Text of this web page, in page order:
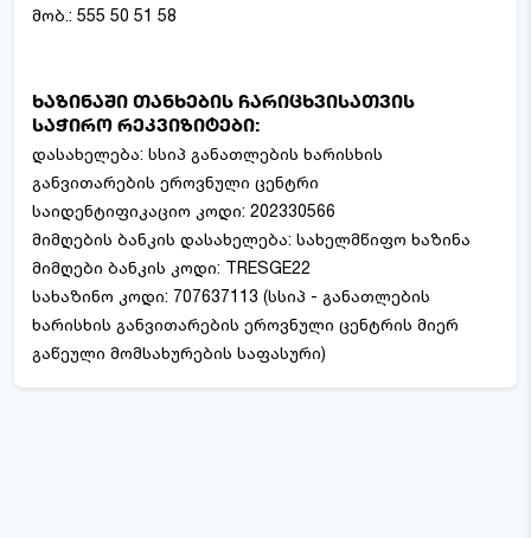
მობ.: 555 50 51 58
ხაზინაში თანხების ჩარიცხვისათვის
საჭირო რეკვიზიტები:
დასახელება: სსიპ განათლების ხარისხის
განვითარების ეროვნული ცენტრი
საიდენტიფიკაციო კოდი: 202330566
მიმღების ბანკის დასახელება: სახელმწიფო ხაზინა
მიმღები ბანკის კოდი: TRESGE22
სახაზინო კოდი: 707637113 (სსიპ - განათლების
ხარისხის განვითარების ეროვნული ცენტრის მიერ
გაწეული მომსახურების საფასური)